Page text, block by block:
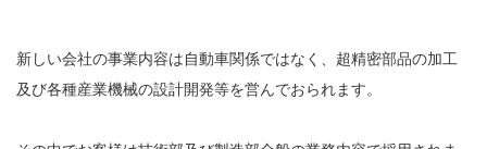
新しい会社の事業内容は自動車関係ではなく、超精密部品の加工
及び各種産業機械の設計開発等を営んでおられます。